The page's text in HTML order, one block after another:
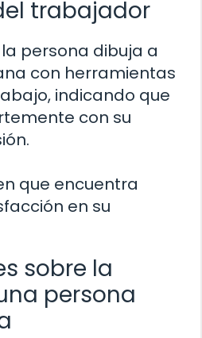
trabajador
persona dibuja a
con herramientas
indicando que
con su
que encuentra
en su
sobre la
persona